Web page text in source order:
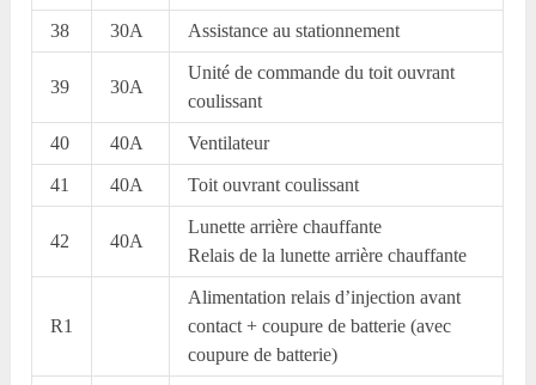
38 30A Assistance au stationnement
39 30A
Unité de commande du toit ouvrant
coulissant
40 40A Ventilateur
41 40A Toit ouvrant coulissant
42 40A
Lunette arrière chauffante
Relais de la lunette arrière chauffante
R1
Alimentation relais d’injection avant
contact + coupure de batterie (avec
coupure de batterie)